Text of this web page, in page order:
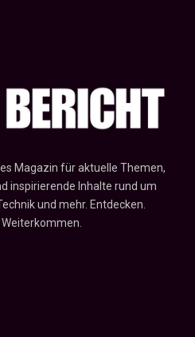
Magazin für aktuelle Themen,
inspirierende Inhalte rund um
und mehr. Entdecken.
Weiterkommen.